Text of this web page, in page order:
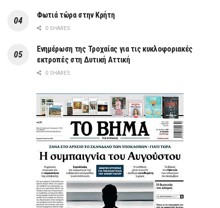
Φωτιά τώρα στην Κρήτη
0 SHARES
Ενημέρωση της Τροχαίας για τις κυκλοφοριακές
εκτροπές στη Δυτική Αττική
0 SHARES